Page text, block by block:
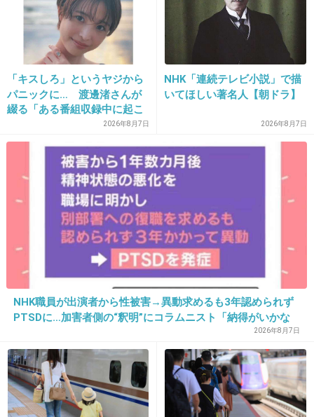
+23 -1
14. 匿名2026/06/03(水) 21:25:01
来るぞ…アレが…。
2026/06/03(水) 21:25:40
子供の頃から変わらないって逆に怖いけどね
「キスしろ」というヤジから
パニックに… 渡邊渚さんが
綴る「ある番組収録中に起こ
ったフラッシュバック」2026年8月7日
NHK「連続テレビ小説」で描
いてほしい著名人【朝ドラ】
2026年8月7日
NHK職員が出演者から性被害→異動求めるも3年認められず
PTSDに…加害者側の“釈明”にコラムニスト「納得がいかな
2026年8月7日